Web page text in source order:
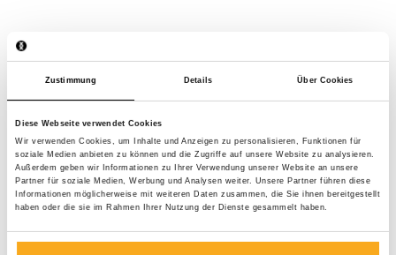
Zustimmung Details Über Cookies
Diese Webseite verwendet Cookies
Wir verwenden Cookies, um Inhalte und Anzeigen zu personalisieren, Funktionen für
soziale Medien anbieten zu können und die Zugriffe auf unsere Website zu analysieren.
Außerdem geben wir Informationen zu Ihrer Verwendung unserer Website an unsere
Partner für soziale Medien, Werbung und Analysen weiter. Unsere Partner führen diese
Informationen möglicherweise mit weiteren Daten zusammen, die Sie ihnen bereitgestellt
haben oder die sie im Rahmen Ihrer Nutzung der Dienste gesammelt haben.